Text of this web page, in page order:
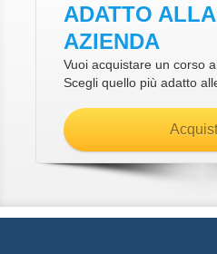
ADATTO
AZIENDA
Vuoi acquistare un corso
Scegli quello più adatto